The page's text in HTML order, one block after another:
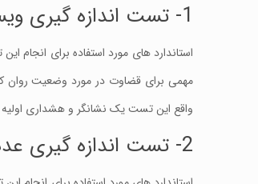
1- تست اندازه گیری ویسکوزیته سینماتیکی
استاندارد های مورد استفاده برای انجام
مهمی برای قضاوت در مورد وضعیت روان
واقع این تست یک نشانگر و هشداری
2- تست اندازه گیری عدد اسیدی